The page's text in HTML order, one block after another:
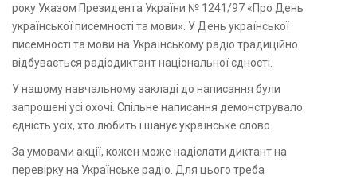
року Указом Президента України № 1241/97 «Про День
української писемності та мови». У День української
писемності та мови на Українському радіо традиційно
відбувається радіодиктант національної єдності.
У нашому навчальному закладі до написання були
запрошені усі охочі. Спільне написання демонструвало
єдність усіх, хто любить і шанує українське слово.
За умовами акції, кожен може надіслати диктант на
перевірку на Українське радіо. Для цього треба